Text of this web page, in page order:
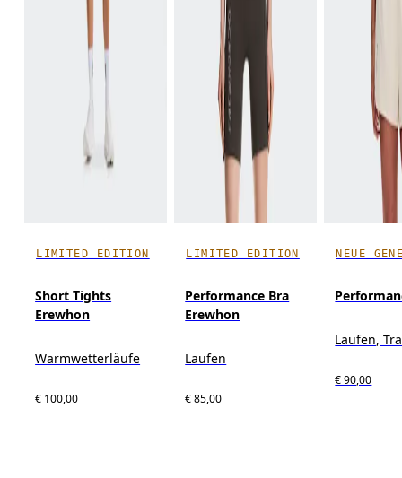
LIMITED EDITION
Short Tights
Erewhon
Warmwetterläufe
€ 100,00
LIMITED EDITION
Performance Bra
Erewhon
Laufen
€ 85,00
NEUE
Laufen,
€ 90,00